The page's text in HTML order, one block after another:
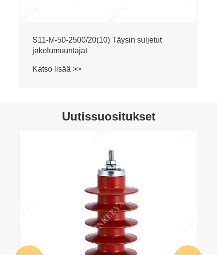
S11-M-50-2500/20(10) Täysin suljetut
jakelumuuntajat
Katso lisää >>
Uutissuositukset